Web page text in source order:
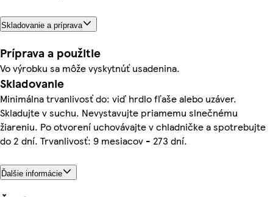
Skladovanie a príprava
Príprava a použitie
Vo výrobku sa môže vyskytnúť usadenina.
Skladovanie
Minimálna trvanlivosť do: viď hrdlo fľaše alebo uzáver.
Skladujte v suchu. Nevystavujte priamemu slnečnému
žiareniu. Po otvorení uchovávajte v chladničke a spotrebujte
do 2 dní. Trvanlivosť: 9 mesiacov - 273 dní.
Ďalšie informácie